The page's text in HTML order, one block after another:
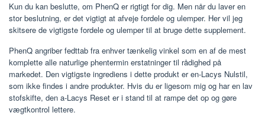
Kun du kan beslutte, om PhenQ er rigtigt for dig. Men når du laver en
stor beslutning, er det vigtigt at afveje fordele og ulemper. Her vil jeg
skitsere de vigtigste fordele og ulemper til at bruge dette supplement.
PhenQ angriber fedttab fra enhver tænkelig vinkel som en af ​​de mest
komplette alle naturlige phentermin erstatninger til rådighed på
markedet. Den vigtigste ingrediens i dette produkt er en-Lacys Nulstil,
som ikke findes i andre produkter. Hvis du er ligesom mig og har en lav
stofskifte, den a-Lacys Reset er i stand til at rampe det op og gøre
vægtkontrol lettere.